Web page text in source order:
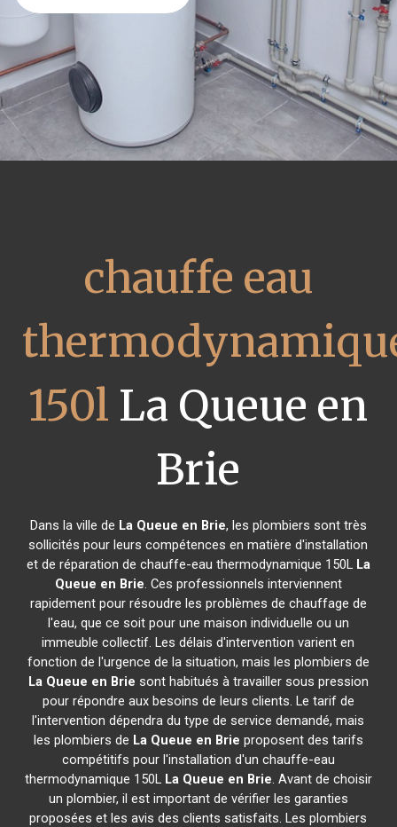
chauffe eau
150l La Queue en
Brie
Dans la ville de La Queue en Brie, les plombiers sont très
sollicités pour leurs compétences en matière d'installation
et de réparation de chauffe-eau thermodynamique 150L La
Queue en Brie. Ces professionnels interviennent
rapidement pour résoudre les problèmes de chauffage de
l'eau, que ce soit pour une maison individuelle ou un
immeuble collectif. Les délais d'intervention varient en
fonction de l'urgence de la situation, mais les plombiers de
La Queue en Brie sont habitués à travailler sous pression
pour répondre aux besoins de leurs clients. Le tarif de
l'intervention dépendra du type de service demandé, mais
les plombiers de La Queue en Brie proposent des tarifs
compétitifs pour l'installation d'un chauffe-eau
thermodynamique 150L La Queue en Brie. Avant de choisir
un plombier, il est important de vérifier les garanties
proposées et les avis des clients satisfaits. Les plombiers